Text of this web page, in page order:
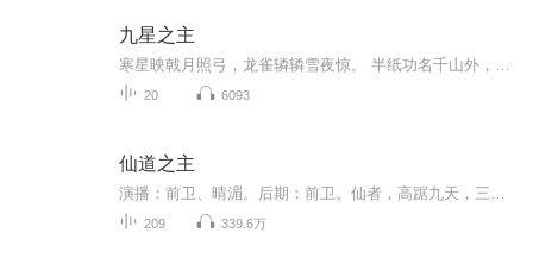
九星之主
20 6093
仙道之主
209 339.6万